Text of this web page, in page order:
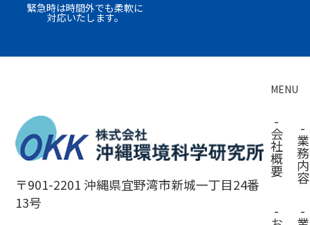
緊急時は時間外でも柔軟に
対応いたします。
〒901-2201 沖縄県宜野湾市新城一丁目24番
13号
MENU
-
会
社
概
要
-
業
務
内
容
-
-